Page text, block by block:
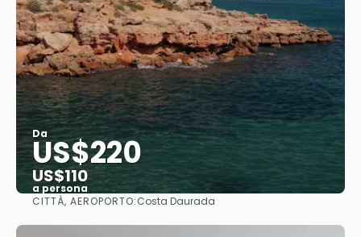
Da
US$220
US$110
a persona
Vedere
CITTÀ, AEROPORTO:Costa Daurada